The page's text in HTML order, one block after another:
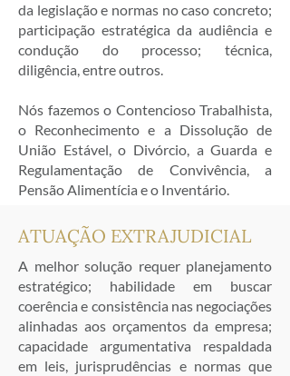
da legislação e normas no caso concreto;
participação estratégica da audiência e
condução do processo; técnica,
diligência, entre outros.
Nós fazemos o Contencioso Trabalhista,
o Reconhecimento e a Dissolução de
União Estável, o Divórcio, a Guarda e
Regulamentação de Convivência, a
Pensão Alimentícia e o Inventário.
ATUAÇÃO EXTRAJUDICIAL
A melhor solução requer planejamento
estratégico; habilidade em buscar
coerência e consistência nas negociações
alinhadas aos orçamentos da empresa;
capacidade argumentativa respaldada
em leis, jurisprudências e normas que